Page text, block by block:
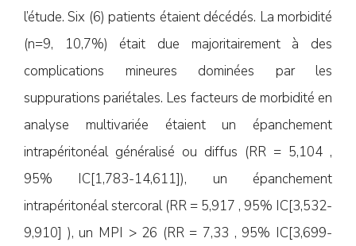
l’étude. Six (6) patients étaient décédés. La morbidité
(n=9, 10,7%) était due majoritairement à des
complications mineures dominées par les
suppurations pariétales. Les facteurs de morbidité en
analyse multivariée étaient un épanchement
intrapéritonéal généralisé ou diffus (RR = 5,104 ,
95% IC[1,783-14,611]), un épanchement
intrapéritonéal stercoral (RR = 5,917 , 95% IC[3,532-
9,910] ), un MPI > 26 (RR = 7,33 , 95% IC[3,699-